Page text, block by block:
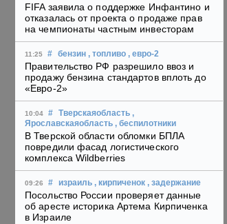
FIFA заявила о поддержке Инфантино и
отказалась от проекта о продаже прав
на чемпионаты частным инвесторам
11:25 # бензин , топливо , евро-2
Правительство РФ разрешило ввоз и
продажу бензина стандартов вплоть до
«Евро-2»
10:04 # Тверскаяобласть ,
Ярославскаяобласть , беспилотники
В Тверской области обломки БПЛА
повредили фасад логистического
комплекса Wildberries
09:26 # израиль , кирпиченок , задержание
Посольство России проверяет данные
об аресте историка Артема Кирпиченка
в Израиле